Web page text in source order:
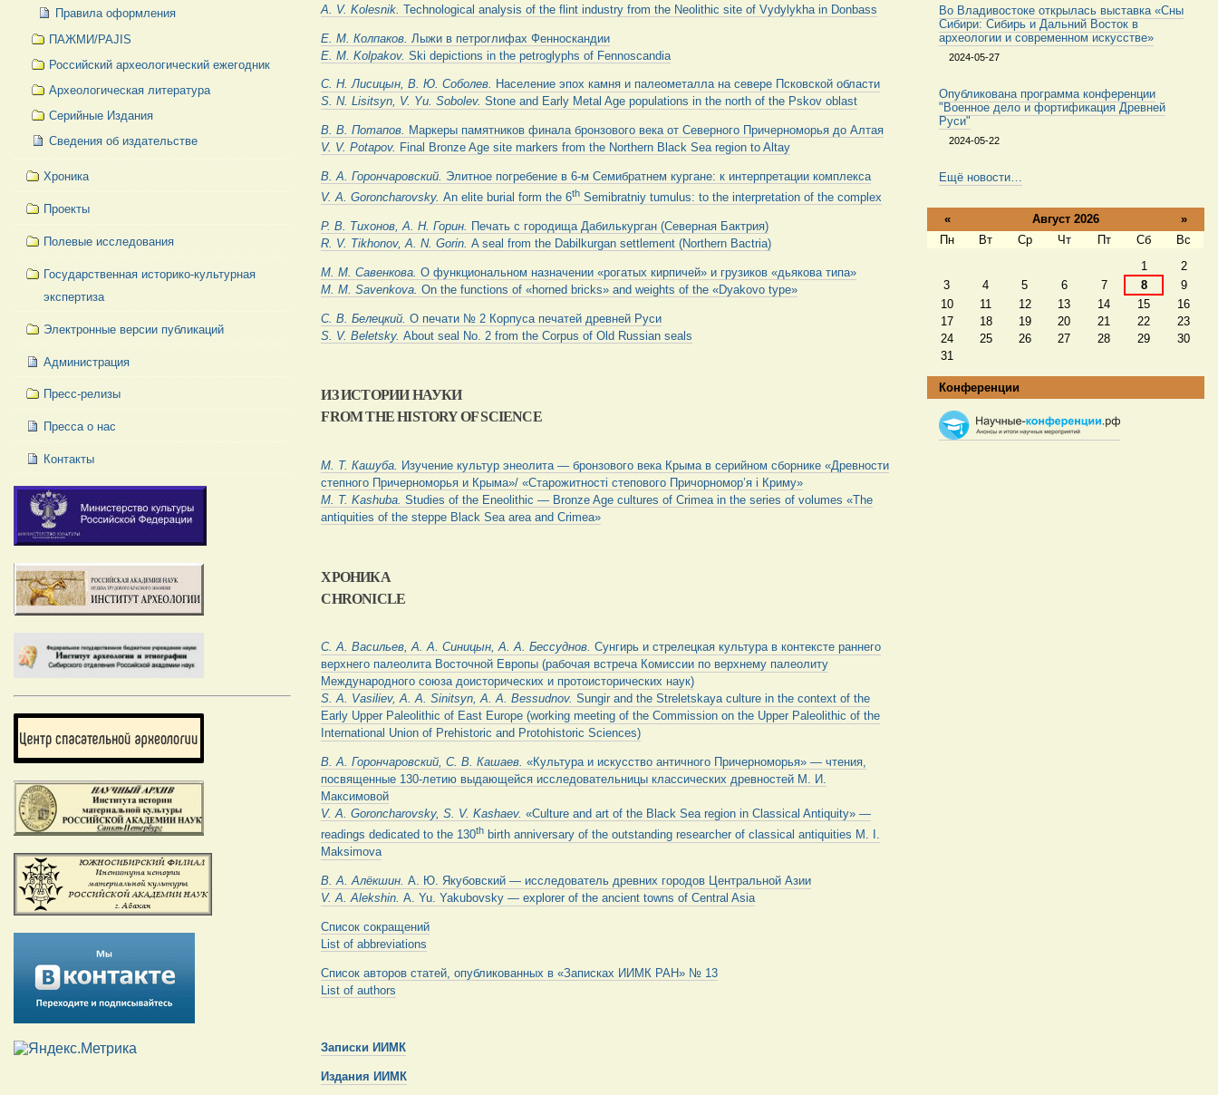
A. V. Kolesnik.Technological analysis of the flint industry from the Neolithic site of Vydylykha in Donbass
Е. М. Колпаков. Лыжи в петроглифах Фенноскандии
E. M.Kolpakov.Ski depictions in the petroglyphs of Fennoscandia
C.Н. Лисицын, В. Ю. Соболев. Население эпох камня и палеометалла на севере Псковской области
S. N.Lisitsyn, V. Yu. Sobolev.Stone and Early Metal Age populations in the north of the Pskov oblast
B.В. Потапов. Маркеры памятников финала бронзового века от Северного Причерноморья до Алтая
V. V. Potapov. Final Bronze Age site markers from the Northern Black Sea region to Altay
B.А. Горончаровский. Элитное погребение в 6-м Семибратнем кургане: к интерпретации комплекса
V. A. Goroncharovsky.An elite burial form the 6th Semibratniy tumulus: to the interpretation of the complex
Р. В. Тихонов, А. Н. Горин. Печать с городища Дабилькурган (Северная Бактрия)
R. V. Tikhonov, A.N.Gorin.A seal from the Dabilkurgan settlement (Northern Bactria)
М. М. Савенкова.О функциональном назначении «рогатых кирпичей» и грузиков «дьякова типа»
M. M.Savenkova.On the functions of «horned bricks» and weights of the «Dyakovo type»
C.В. Белецкий.О печати № 2 Корпуса печатей древней Руси
S. V.Beletsky.About seal No. 2 from the Corpus of Old Russian seals
ИЗИСТОРИИ НАУКИ
FROM THE HISTORY OF SCIENCE
М. Т. Кашуба. Изучение культур энеолита — бронзового века Крыма в серийном сборнике «Древности
степного Причерноморья и Крыма»/ «Старожитності степового Причорномор’я і Криму»
M. T.Kashuba.Studies of the Eneolithic — Bronze Age cultures of Crimea in the series of volumes «The
antiquities of the steppe Black Sea area and Crimea»
ХРОНИКА
CHRONICLE
С. А. Васильев, А. А. Синицын, А. А. Бессуднов.Сунгирь и стрелецкая культура в контексте раннего
верхнего палеолита Восточной Европы (рабочая встреча Комиссии по верхнему палеолиту
Международного союза доисторических и протоисторических наук)
S.A. Vasiliev, A. A. Sinitsyn, A. A. Bessudnov.Sungir and the Streletskaya culture in the context of the
Early Upper Paleolithic of East Europe (working meeting of the Commission on the Upper Paleolithic of the
International Union of Prehistoric and Protohistoric Sciences)
В. А. Горончаровский, С. В. Кашаев.«Культура и искусство античного Причерноморья» — чтения,
посвященные 130-летию выдающейся исследовательницы классических древностей М. И.
Максимовой
V. A. Goroncharovsky,S. V.Kashaev.«Culture and art of the Black Sea region in Classical Antiquity» —
readings dedicated to the 130th birth anniversary of the outstanding researcher of classical antiquities M. I.
Maksimova
В. А. Алёкшин.А. Ю. Якубовский — исследователь древних городов Центральной Азии
V. A. Alekshin.A. Yu. Yakubovsky — explorer of the ancient towns of Central Asia
Список сокращений
List of abbreviations
Список авторов статей, опубликованных в «Записках ИИМК РАН» № 13
List of authors
Записки ИИМК
Издания ИИМК
Правила оформления
ПАЖМИ/PAJIS
Российский археологический ежегодник
Археологическая литература
Серийные Издания
Сведения об издательстве
Хроника
Проекты
Полевые исследования
Государственная историко-культурная
экспертиза
Электронные версии публикаций
Администрация
Пресс-релизы
Пресса о нас
Контакты
Во Владивостоке открылась выставка «Сны
Сибири: Сибирь и Дальний Восток в
археологии и современном искусстве»
2024-05-27
Опубликована программа конференции
"Военное дело и фортификация Древней
Руси"
2024-05-22
Ещё новости…
« Август 2026 »
Пн Вт Ср Чт Пт Сб
Вс
1
2
3
4 5 6 7 8
9
10
11 12 13 14 15
16
17
18 19 20 21 22
23
24
25 26 27 28 29
30
31
Конференции